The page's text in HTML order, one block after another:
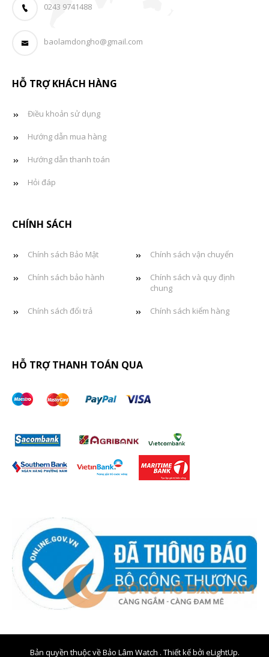
0243 9741488
baolamdongho@gmail.com
HỖ TRỢ KHÁCH HÀNG
Điều khoản sử dụng
Hướng dẫn mua hàng
Hướng dẫn thanh toán
Hỏi đáp
CHÍNH SÁCH
Chính sách Bảo Mật Chính sách vận chuyển
Chính sách bảo hành
Chính sách và quy định
chung
Chính sách đổi trả Chính sách kiểm hàng
HỖ TRỢ THANH TOÁN QUA
Bản quyền thuộc về Bảo Lâm Watch . Thiết kế bởi eLightUp.